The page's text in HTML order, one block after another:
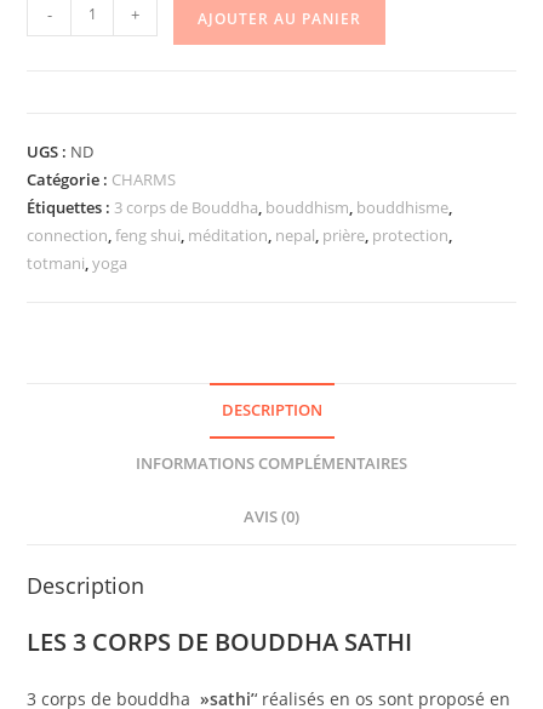
- + AJOUTER AU PANIER
UGS : ND
Catégorie : CHARMS
Étiquettes : 3 corps de Bouddha bouddhism bouddhisme
connection ,feng shui méditation nepal prière protection
totmani ,yoga
DESCRIPTION
INFORMATIONS COMPLÉMENTAIRES
AVIS (0)
Description
LES 3 CORPS DE BOUDDHA SATHI
3 corps de bouddha »sathi’‘ réalisés en os sont proposé en